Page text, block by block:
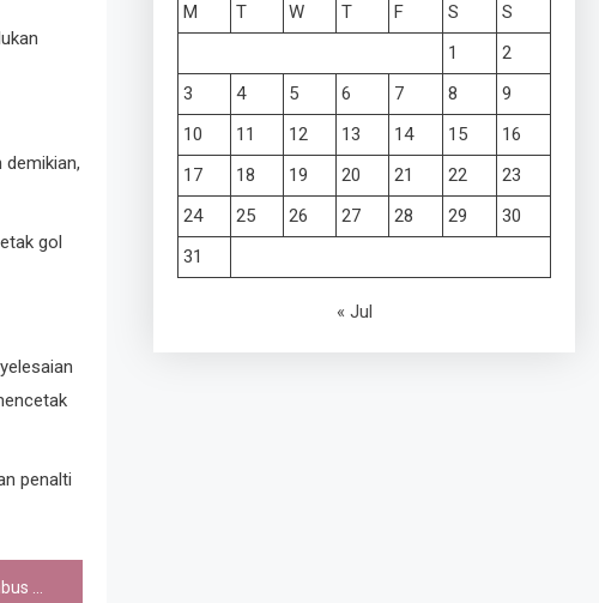
gol
penalti
M
T W T F S
S
1
2
3
4 5 6 7 8
9
10
11 12 13 14 15
16
17
18 19 20 21 22
23
24
25 26 27 28 29
30
31
« Jul